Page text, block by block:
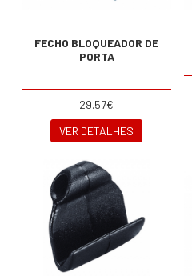
FECHO BLOQUEADOR DE
PORTA
29.57€
VER DETALHES